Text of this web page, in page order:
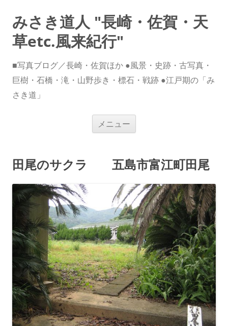
みさき道人 "長崎・佐賀・天
草etc.風来紀行"
■写真ブログ／長崎・佐賀ほか ●風景・史跡・古写真・
巨樹・石橋・滝・山野歩き・標石・戦跡 ●江戸期の「み
さき道」
メニュー
ス
キ
プ
田尾のサクラ 五島市富江町田尾